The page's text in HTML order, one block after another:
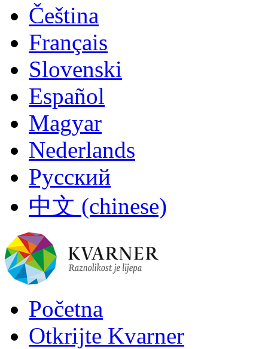
Čeština
Français
Slovenski
Español
Magyar
Nederlands
Русский
中文 (chinese)
Početna
Otkrijte Kvarner